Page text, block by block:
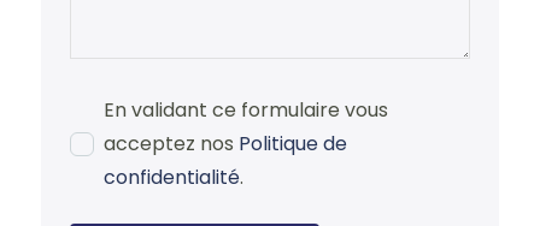
En validant ce formulaire vous
acceptez nos Politique de
confidentialité.